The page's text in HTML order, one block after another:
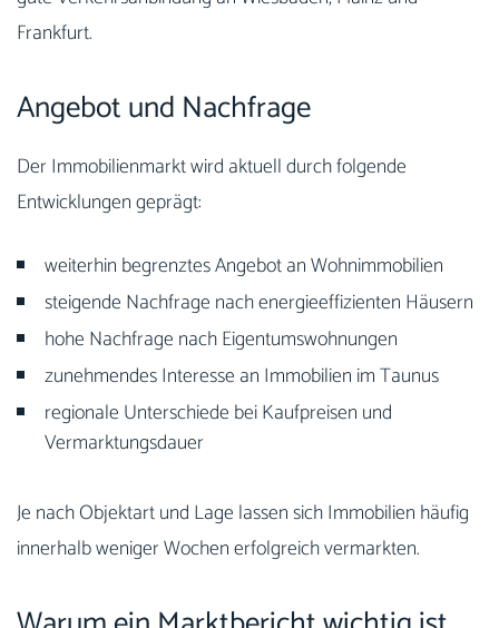
Frankfurt.
Angebot und Nachfrage
Der Immobilienmarkt wird aktuell durch folgende
Entwicklungen geprägt:
weiterhin begrenztes Angebot an Wohnimmobilien
steigende Nachfrage nach energieeffizienten Häusern
hohe Nachfrage nach Eigentumswohnungen
zunehmendes Interesse an Immobilien im Taunus
regionale Unterschiede bei Kaufpreisen und
Vermarktungsdauer
Je nach Objektart und Lage lassen sich Immobilien häufig
innerhalb weniger Wochen erfolgreich vermarkten.